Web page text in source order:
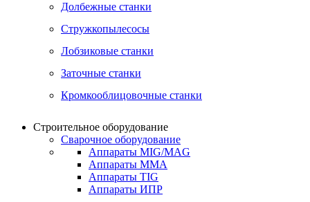
Долбежные станки
Стружкопылесосы
Лобзиковые станки
Заточные станки
Кромкооблицовочные станки
Строительное оборудование
Сварочное оборудование
Аппараты MIG/MAG
Аппараты MMA
Аппараты TIG
Аппараты ИПР